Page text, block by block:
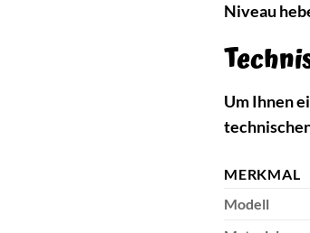
Niveau
Um Ihnen
MERKMAL
Modell